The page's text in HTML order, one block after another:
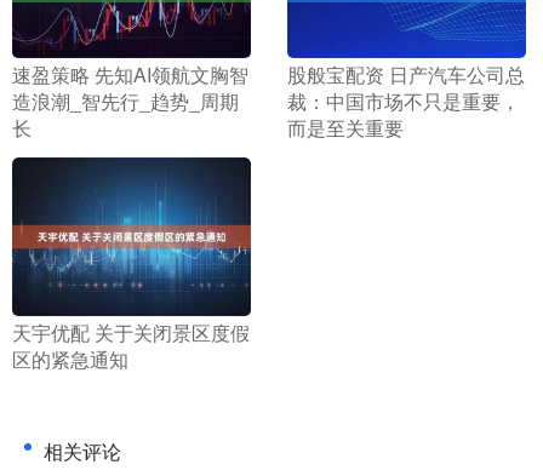
​速盈策略 先知AI领航文胸智
造浪潮_智先行_趋势_周期
长
​股般宝配资 日产汽车公司总
裁：中国市场不只是重要，
而是至关重要
​天宇优配 关于关闭景区度假
区的紧急通知
相关评论